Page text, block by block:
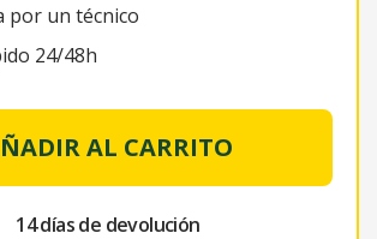
por un técnico
24/48h
AL CARRITO
14 días de devolución